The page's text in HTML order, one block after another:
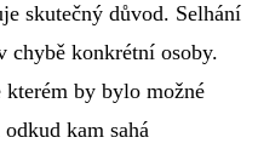
skutečný důvod. Selhání
chybě konkrétní osoby.
kterém by bylo možné
kam sahá